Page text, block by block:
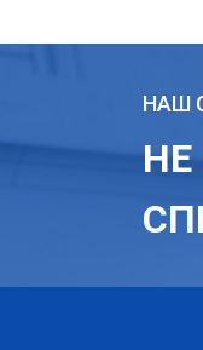
НАШ